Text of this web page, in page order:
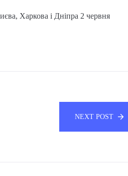
Харкова і Дніпра 2 червня
NEXT POST